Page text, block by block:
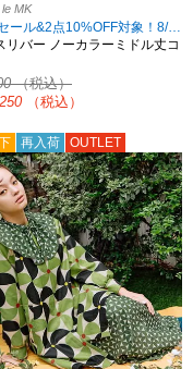
MK
[タイムセール&2点10%OFF対象！8/17 8:59まで アウトレット限定]
リバー ノーカラーミドル丈コ
（税込）
（税込）
再入荷 OUTLET